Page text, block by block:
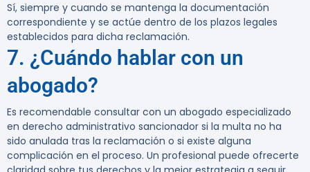
Sí, siempre y cuando se mantenga la documentación
correspondiente y se actúe dentro de los plazos legales
establecidos para dicha reclamación.
7. ¿Cuándo hablar con un
abogado?
Es recomendable consultar con un abogado especializado
en derecho administrativo sancionador si la multa no ha
sido anulada tras la reclamación o si existe alguna
complicación en el proceso. Un profesional puede ofrecerte